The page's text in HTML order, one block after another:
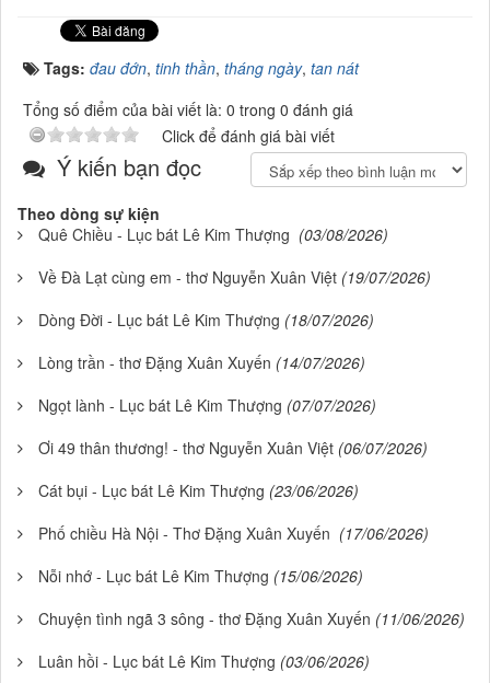
Tags: đau đớn, tinh thần, tháng ngày, tan nát
Tổng số điểm của bài viết là: 0 trong 0 đánh giá
Click để đánh giá bài viết
Ý kiến bạn đọc
Theo dòng sự kiện
Quê Chiều - Lục bát Lê Kim Thượng (03/08/2026)
Về Đà Lạt cùng em - thơ Nguyễn Xuân Việt (19/07/2026)
Dòng Đời - Lục bát Lê Kim Thượng (18/07/2026)
Lòng trần - thơ Đặng Xuân Xuyến (14/07/2026)
Ngọt lành - Lục bát Lê Kim Thượng (07/07/2026)
Ơi 49 thân thương! - thơ Nguyễn Xuân Việt (06/07/2026)
Cát bụi - Lục bát Lê Kim Thượng (23/06/2026)
Phố chiều Hà Nội - Thơ Đặng Xuân Xuyến (17/06/2026)
Nỗi nhớ - Lục bát Lê Kim Thượng (15/06/2026)
Chuyện tình ngã 3 sông - thơ Đặng Xuân Xuyến (11/06/2026)
Luân hồi - Lục bát Lê Kim Thượng (03/06/2026)